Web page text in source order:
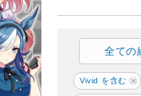
全ての
Vivid を含む